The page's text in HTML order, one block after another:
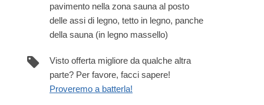
pavimento nella zona sauna al posto
delle assi di legno, tetto in legno, panche
della sauna (in legno massello)
Visto offerta migliore da qualche altra
parte? Per favore, facci sapere!
Proveremo a batterla!